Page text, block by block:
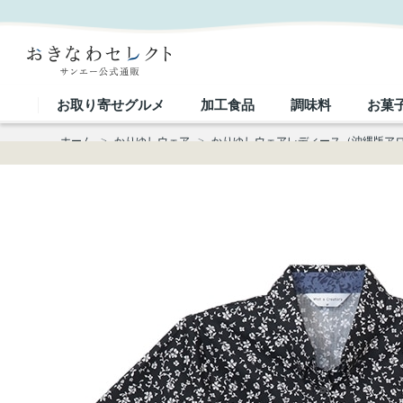
お取り寄せグルメ 加工食品 調味料 お菓
ホーム > かりゆしウェア > かりゆしウェアレディース（沖縄版ア